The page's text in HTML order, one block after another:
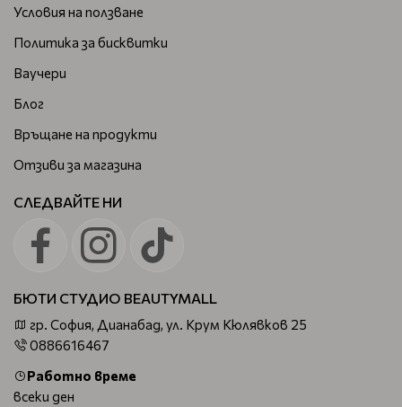
Условия на ползване
Политика за бисквитки
Ваучери
Блог
Връщане на продукти
Отзиви за магазина
СЛЕДВАЙТЕ НИ
БЮТИ СТУДИО BEAUTYMALL
гр. София, Дианабад, ул. Крум Кюлявков 25
0886616467
Работно време
всеки ден